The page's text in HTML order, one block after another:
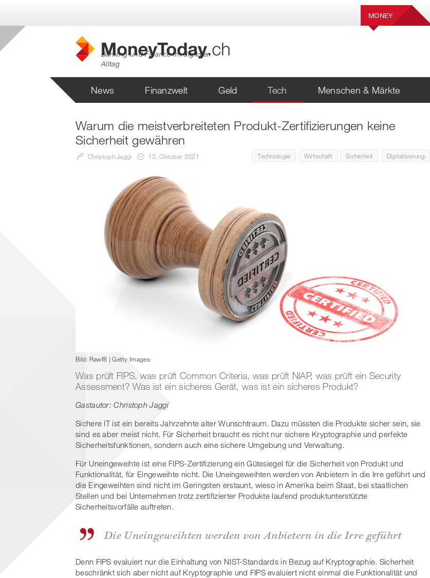
MONEY
Banking und Finance im digitalen
Alltag
News Finanzwelt Geld Tech Menschen & Märkte
Warum die meistverbreiteten Produkt-Zertifizierungen keine
Sicherheit gewähren
Christoph Jaggi 13. Oktober 2021 Technologie Wirtschaft Sicherheit Digitalisierung
Bild: Rawf8 | Getty Images
Was prüft FIPS, was prüft Common Criteria, was prüft NIAP, was prüft ein Security
Assessment? Was ist ein sicheres Gerät, was ist ein sicheres Produkt?
Gastautor: Christoph Jaggi
Sichere IT ist ein bereits Jahrzehnte alter Wunschtraum. Dazu müssten die Produkte sicher sein, sie
sind es aber meist nicht. Für Sicherheit braucht es nicht nur sichere Kryptographie und perfekte
Sicherheitsfunktionen, sondern auch eine sichere Umgebung und Verwaltung.
Für Uneingeweihte ist eine FIPS-Zertifizierung ein Gütesiegel für die Sicherheit von Produkt und
Funktionalität, für Eingeweihte nicht. Die Uneingeweihten werden von Anbietern in die Irre geführt und
die Eingeweihten sind nicht im Geringsten erstaunt, wieso in Amerika beim Staat, bei staatlichen
Stellen und bei Unternehmen trotz zertifizierter Produkte laufend produktunterstützte
Sicherheitsvorfälle auftreten.
Die Uneingeweihten werden von Anbietern in die Irre geführt
Denn FIPS evaluiert nur die Einhaltung von NIST-Standards in Bezug auf Kryptographie. Sicherheit
beschränkt sich aber nicht auf Kryptographie und FIPS evaluiert nicht einmal die Funktionalität und